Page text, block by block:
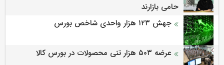
حامی بازارند
جهش ۱۲۳ هزار واحدی شاخص بورس
عرضه ۵۰۳ هزار تنی محصولات در بورس کالا